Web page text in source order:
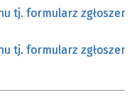
tj. formularz
tj. formularz